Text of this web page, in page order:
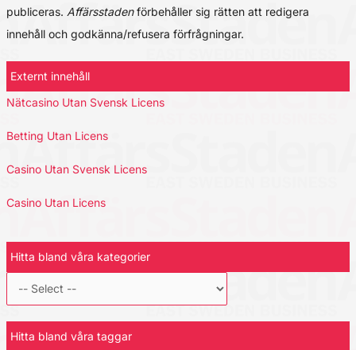
publiceras. Affärsstadenförbehåller sig rätten att redigera
innehåll och godkänna/refusera förfrågningar.
Externt innehåll
Nätcasino Utan Svensk Licens
Betting Utan Licens
Casino Utan Svensk Licens
Casino Utan Licens
Hitta bland våra kategorier
Hitta bland våra taggar